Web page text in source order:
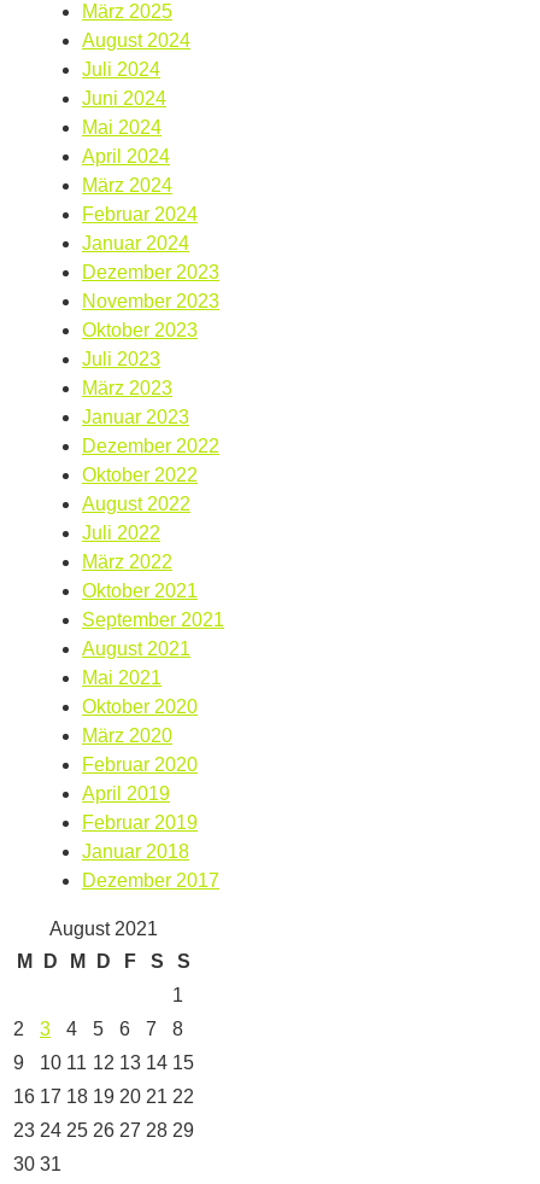
März 2025
August 2024
Juli 2024
Juni 2024
Mai 2024
April 2024
März 2024
Februar 2024
Januar 2024
Dezember 2023
November 2023
Oktober 2023
Juli 2023
März 2023
Januar 2023
Dezember 2022
Oktober 2022
August 2022
Juli 2022
März 2022
Oktober 2021
September 2021
August 2021
Mai 2021
Oktober 2020
März 2020
Februar 2020
April 2019
Februar 2019
Januar 2018
Dezember 2017
August 2021
M
D M D F S
S
1
2
3 4 5 6 7
8
9
10 11 12 13 14 15
16 17 18 19 20 21 22
23 24 25 26 27 28 29
30 31